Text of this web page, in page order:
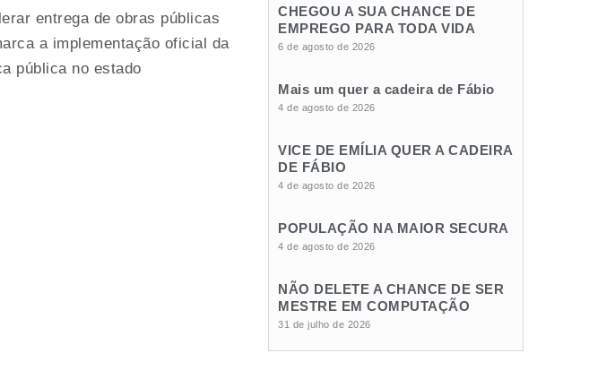
entrega de obras públicas
a implementação oficial da
pública no estado
CHEGOU A SUA CHANCE DE
EMPREGO PARA TODA VIDA
6 de agosto de 2026
Mais um quer a cadeira de Fábio
4 de agosto de 2026
VICE DE EMÍLIA QUER A CADEIRA
DE FÁBIO
4 de agosto de 2026
POPULAÇÃO NA MAIOR SECURA
4 de agosto de 2026
NÃO DELETE A CHANCE DE SER
MESTRE EM COMPUTAÇÃO
31 de julho de 2026